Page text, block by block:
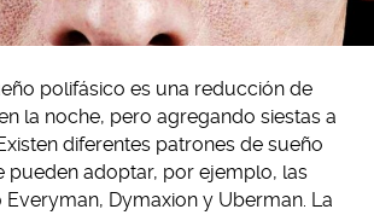
polifásico es una reducción de
la noche, pero agregando siestas a
diferentes patrones de sueño
pueden adoptar, por ejemplo, las
Everyman, Dymaxion y Uberman. La